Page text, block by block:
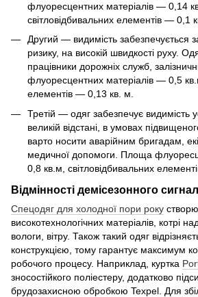
флуоресцентних матеріалів — 0,14
світловідбивальних елементів — 0,1
Другий — видимість забезпечується
ризику, на високій швидкості руху.
працівники дорожніх служб,
флуоресцентних матеріалів — 0,5
елементів — 0,13 кв. м.
Третій — одяг забезпечує видимість
великій відстані, в умовах
варто носити аварійним бригадам,
медичної допомоги. Площа
0,8 кв.м, світловідбивальних
Відмінності демісезонного
Спецодяг для холодної пори року
високотехнологічних матеріалів, котрі
вологи, вітру. Також такий одяг
конструкцією, тому гарантує максимум
робочого процесу. Наприклад, куртка
зносостійкого поліестеру, додатково
брудозахисною обробкою Texpel. Для